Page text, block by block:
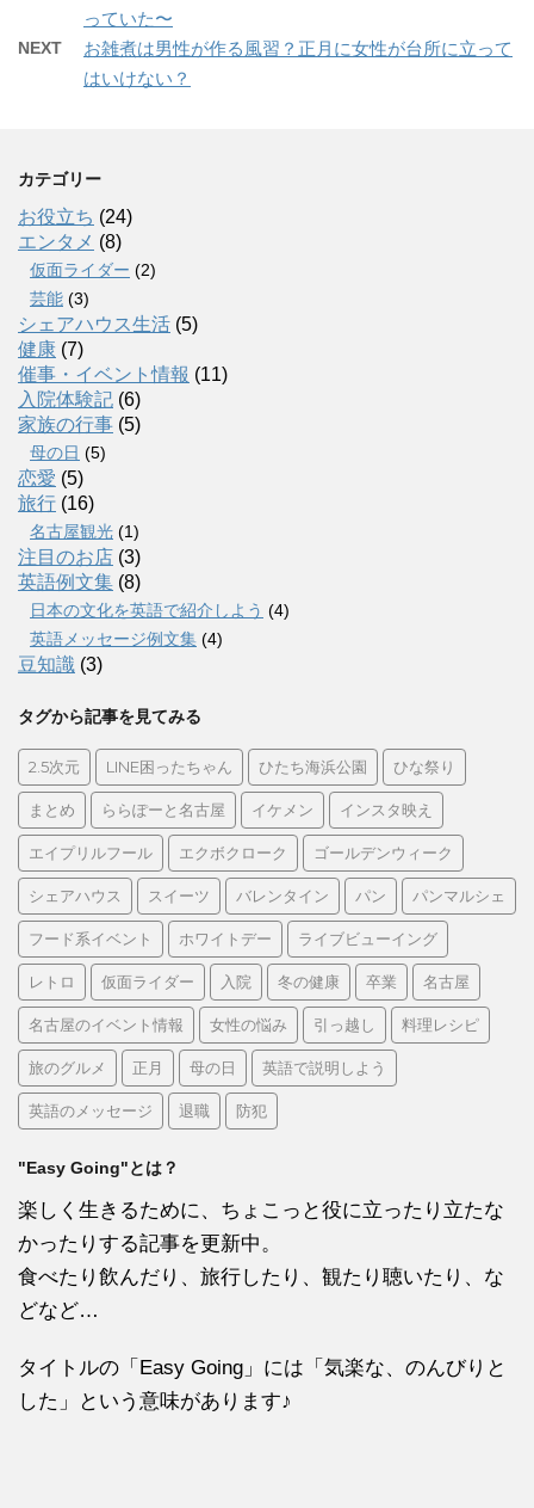
っていた〜
NEXT
お雑煮は男性が作る風習？正月に女性が台所に立って
はいけない？
カテゴリー
お役立ち (24)
エンタメ (8)
仮面ライダー (2)
芸能 (3)
シェアハウス生活 (5)
健康 (7)
催事・イベント情報 (11)
入院体験記 (6)
家族の行事 (5)
母の日 (5)
恋愛 (5)
旅行 (16)
名古屋観光 (1)
注目のお店 (3)
英語例文集 (8)
日本の文化を英語で紹介しよう (4)
英語メッセージ例文集 (4)
豆知識 (3)
タグから記事を見てみる
2.5次元 LINE困ったちゃん ひたち海浜公園 ひな祭り
まとめ ららぽーと名古屋 イケメン インスタ映え
エイプリルフール エクボクローク ゴールデンウィーク
シェアハウス スイーツ バレンタイン パン パンマルシェ
フード系イベント ホワイトデー ライブビューイング
レトロ 仮面ライダー 入院 冬の健康 卒業 名古屋
名古屋のイベント情報 女性の悩み 引っ越し 料理レシピ
旅のグルメ 正月 母の日 英語で説明しよう
英語のメッセージ 退職 防犯
"Easy Going"とは？
楽しく生きるために、ちょこっと役に立ったり立たな
かったりする記事を更新中。
食べたり飲んだり、旅行したり、観たり聴いたり、な
どなど…
タイトルの「Easy Going」には「気楽な、のんびりと
した」という意味があります♪